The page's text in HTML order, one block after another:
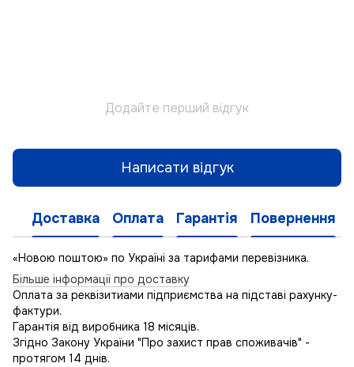
Додайте перший відгук
Написати відгук
Доставка Оплата Гарантія Повернення
«Новою поштою» по Україні за тарифами перевізника.
Більше інформації про доставку
Оплата за реквізитиами підприємства на підставі рахунку-
фактури.
Гарантія від виробника 18 місяців.
Згідно Закону України "Про захист прав споживачів" -
протягом 14 днів.